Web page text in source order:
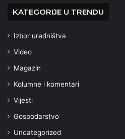
KATEGORIJE U TRENDU
Izbor uredništva
Video
Magazin
Kolumne i komentari
Vijesti
Gospodarstvo
Uncategorized